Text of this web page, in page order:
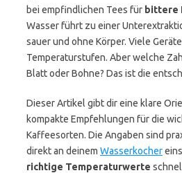
bei empfindlichen Tees für bittere
Wasser führt zu einer
sauer und ohne Körper. Viele
Temperaturstufen. Aber welche
Blatt oder Bohne? Das ist die
Dieser Artikel gibt dir eine klare
kompakte Empfehlungen für die
Kaffeesorten. Die Angaben sind
direkt an deinem Wasserkocher
richtige Temperaturwerte